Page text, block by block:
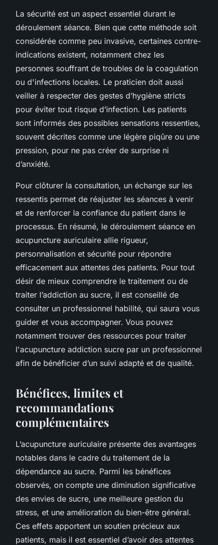
La sécurité est un aspect essentiel durant le
déroulement séance. Bien que cette méthode soit
considérée comme peu invasive, certaines contre-
indications existent, notamment chez les
personnes souffrant de troubles de la coagulation
ou d'infections locales. Le praticien doit aussi
veiller à respecter des gestes d’hygiène stricts
pour éviter tout risque d’infection. Les patients
sont informés des possibles sensations ressenties,
souvent décrites comme une légère piqûre ou une
pression, pour ne pas créer de surprise ni
d’anxiété.
Pour clôturer la consultation, un échange sur les
ressentis permet de réajuster les séances à venir
et de renforcer la confiance du patient dans le
processus. En résumé, le déroulement séance en
acupuncture auriculaire allie rigueur,
personnalisation et sécurité pour répondre
efficacement aux attentes des patients. Pour tout
désir de mieux comprendre le traitement ou de
traiter l’addiction au sucre, il est conseillé de
consulter un professionnel habilité, qui saura vous
guider et vous accompagner. Vous pouvez
notamment trouver des ressources pour traiter
l'acupuncture addiction sucre par un professionnel
afin de bénéficier d’un suivi adapté et de qualité.
Bénéfices, limites et
recommandations
complémentaires
L’acupuncture auriculaire présente des avantages
notables dans le cadre du traitement de la
dépendance au sucre. Parmi les bénéfices
observés, on compte une diminution significative
des envies de sucre, une meilleure gestion du
stress, et une amélioration du bien-être général.
Ces effets apportent un soutien précieux aux
patients, mais il est essentiel d’avoir des attentes